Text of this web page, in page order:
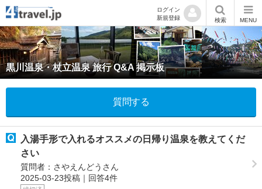
ログイン
新規登録
検索 MENU
黒川温泉・杖立温泉 旅行 Q&A 掲示板
質問する
入湯手形で入れるオススメの日帰り温泉を教えてくだ
さい
質問者：さやえんどうさん
2025-03-23投稿｜回答4件